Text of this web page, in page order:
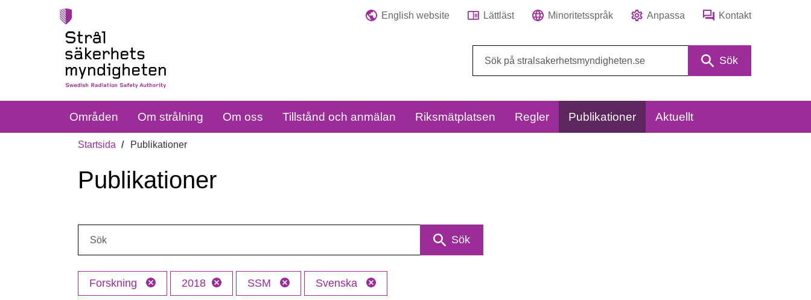
English website Lättläst Minoritetsspråk Anpassa Kontakt
Sök
Områden Om strålning Om oss Tillstånd och anmälan Riksmätplatsen Regler Publikationer Aktuellt
Startsida Publikationer
Publikationer
Sök
Forskning 2018 SSM Svenska